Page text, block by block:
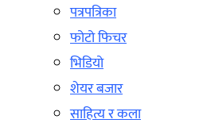
पत्रपत्रिका
फोटो फिचर
भिडियो
शेयर बजार
साहित्य र कला